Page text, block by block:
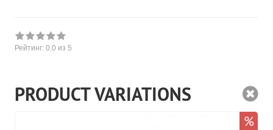
Рейтинг: 0.0 из 5
PRODUCT VARIATIONS
%